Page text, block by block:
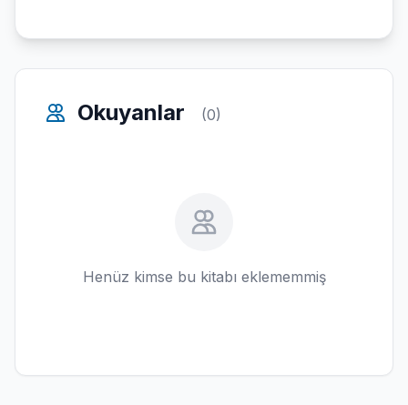
Okuyanlar (0)
Henüz kimse bu kitabı eklememmiş